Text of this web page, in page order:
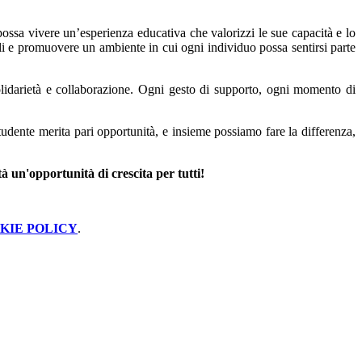
vivere un’esperienza educativa che valorizzi le sue capacità e lo
promuovere un ambiente in cui ogni individuo possa sentirsi parte
e collaborazione. Ogni gesto di supporto, ogni momento di
merita pari opportunità, e insieme possiamo fare la differenza,
un'opportunità di crescita per tutti!
POLICY.